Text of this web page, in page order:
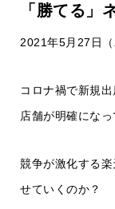
「勝てる」
2021年5月27日
コロナ禍で新規
店舗が明確になっ
競争が激化する
せていくのか？